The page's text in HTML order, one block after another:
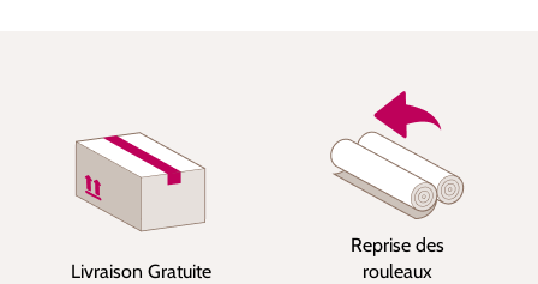
Livraison Gratuite
Reprise des
rouleaux